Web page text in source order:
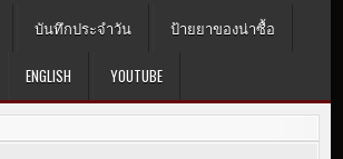
บันทึกประจำวัน ป้ายยาของน่าซื้อ
ENGLISH YOUTUBE